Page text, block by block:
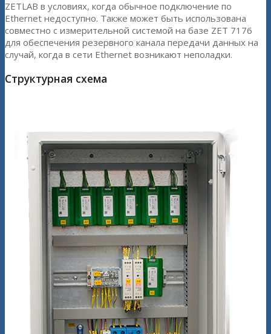
ZETLAB в условиях, когда обычное подключение по
Ethernet недоступно. Также может быть использована
совместно с измерительной системой на базе ZET 7176
для обеспечения резервного канала передачи данных на
случай, когда в сети Ethernet возникают неполадки.
Структурная схема